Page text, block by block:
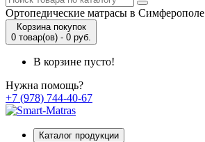
Ортопедические матрасы в Симферополе
Корзина покупок
0 товар(ов) - 0 руб.
В корзине пусто!
Нужна помощь?
+7 (978) 744-40-67
Каталог продукции